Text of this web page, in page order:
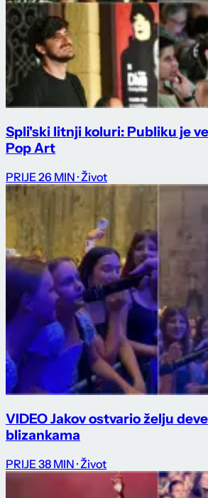
Spli'ski litnji koluri: Publiku je
Pop Art
PRIJE 26 MIN · Život
VIDEO Jakov ostvario želju
blizankama
PRIJE 38 MIN · Život